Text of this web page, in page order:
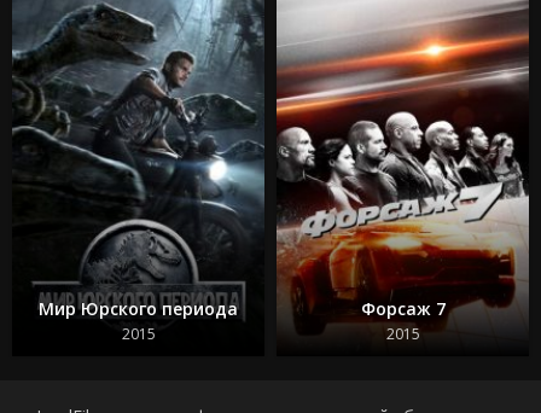
Мир Юрского периода
2015
Форсаж 7
2015